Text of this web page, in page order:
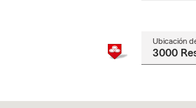
Ubicación